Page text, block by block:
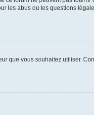
les abus ou les questions
que vous souhaitez utiliser.